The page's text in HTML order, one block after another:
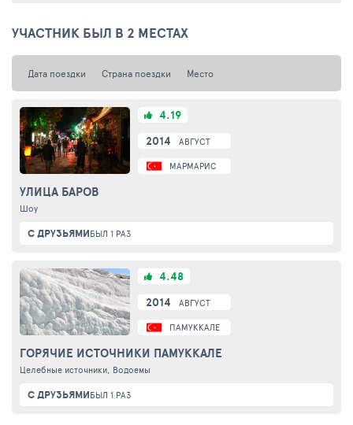
УЧАСТНИК БЫЛ В 2 МЕСТАХ
Дата поездки Страна поездки Место
2014 АВГУСТ
МАРМАРИС
УЛИЦА БАРОВ
Шоу
4.19
С ДРУЗЬЯМИБЫЛ 1 РАЗ
2014 АВГУСТ
ПАМУККАЛЕ
ГОРЯЧИЕ ИСТОЧНИКИ ПАМУККАЛЕ
Целебные источники, Водоемы
4.48
С ДРУЗЬЯМИБЫЛ 1 РАЗ